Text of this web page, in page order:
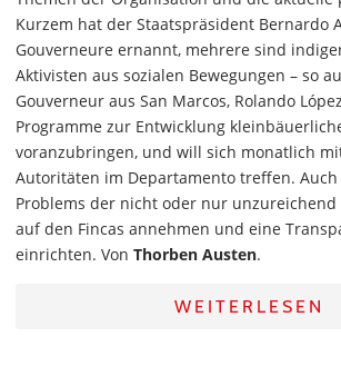
Kurzem hat der Staatspräsident Bernardo
Gouverneure ernannt, mehrere sind
Aktivisten aus sozialen Bewegungen – so
Gouverneur aus San Marcos, Rolando
Programme zur Entwicklung
voranzubringen, und will sich monatlich
Autoritäten im Departamento treffen.
Problems der nicht oder nur unzureichend
auf den Fincas annehmen und eine
einrichten. Von Thorben Austen.
WEITERLESEN